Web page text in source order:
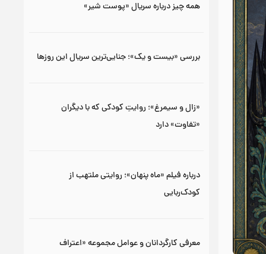
همه چیز درباره سریال «پوست شیر»
بررسی «بیست و یک»؛ جنایی‌ترین سریال این روزها
«زال و سیمرغ»؛ روایتِ کودکی که با دیگران
«تفاوت» دارد
درباره فیلم «ماه پنهان»؛ روایتی ملتهب از
کودک‌ربایی
معرفی کارگردانان و عوامل مجموعه «اعتراف